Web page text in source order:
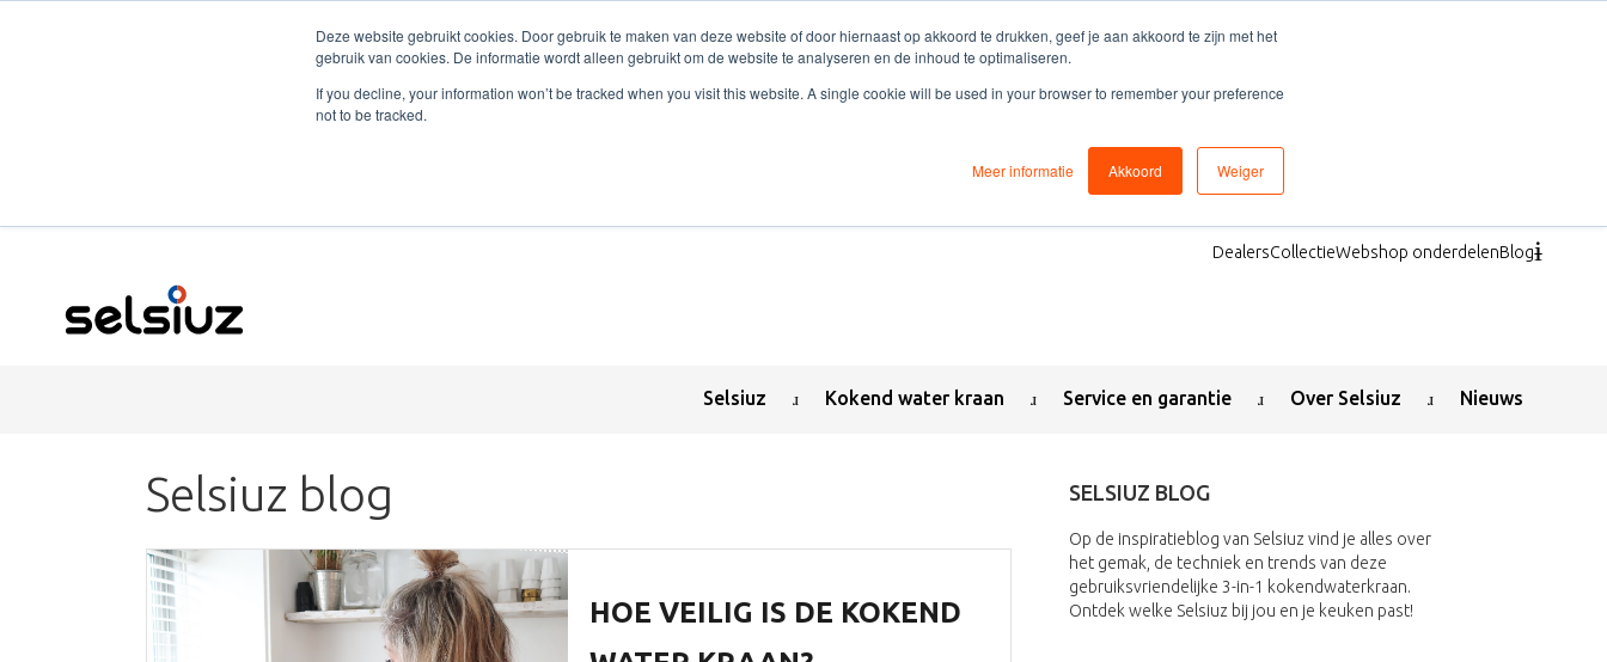
Deze website gebruikt cookies. Door gebruik te maken van deze website of door hiernaast op akkoord te drukken, geef je aan akkoord te zijn met het
gebruik van cookies. De informatie wordt alleen gebruikt om de website te analyseren en de inhoud te optimaliseren.
If you decline, your information won’t be tracked when you visit this website. A single cookie will be used in your browser to remember your preference
not to be tracked.
Meer informatie Akkoord Weiger
DealersCollectieWebshop onderdelenBlog
Selsiuz Kokend water kraan Service en garantie Over Selsiuz Nieuws
Selsiuz blog
HOE VEILIG IS DE KOKEND
SELSIUZ BLOG
Op de inspiratieblog van Selsiuz vind je alles over
het gemak, de techniek en trends van deze
gebruiksvriendelijke 3-in-1 kokendwaterkraan.
Ontdek welke Selsiuz bij jou en je keuken past!